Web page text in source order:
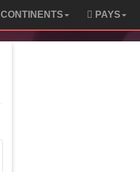
CONTINENTS PAYS